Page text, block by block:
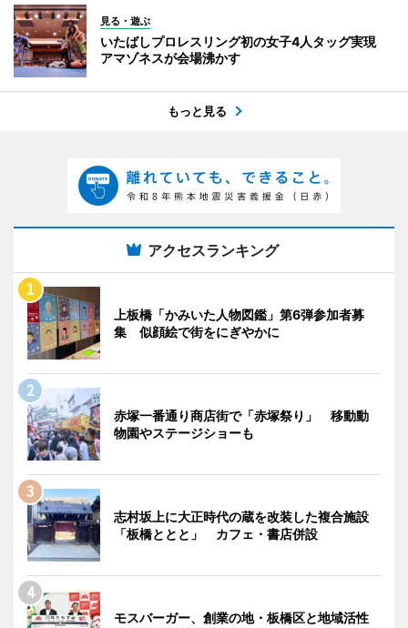
見る・遊ぶ
いたばしプロレスリング初の女子4人タッグ実現
アマゾネスが会場沸かす
もっと見る
アクセスランキング
上板橋「かみいた人物図鑑」第6弾参加者募
集 似顔絵で街をにぎやかに
赤塚一番通り商店街で「赤塚祭り」 移動動
物園やステージショーも
志村坂上に大正時代の蔵を改装した複合施設
「板橋ととと」 カフェ・書店併設
モスバーガー、創業の地・板橋区と地域活性